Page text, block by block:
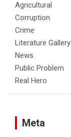
Agricultural
Corruption
Crime
Literature Gallery
News
Public Problem
Real Hero
Meta